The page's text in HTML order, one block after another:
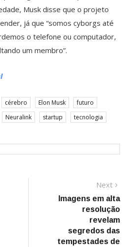
Musk disse que o projeto
já que “somos cyborgs até
o telefone ou computador,
um membro”.
cérebro Elon Musk
futuro
Neuralink startup tecnologia
Next
post:
Imagens em alta
resolução
revelam
segredos das
tempestades de